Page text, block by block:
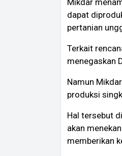
Mikdar
dapat
pertanian
Terkait
menegaskan
Namun
produksi
Hal tersebut
akan
memberikan